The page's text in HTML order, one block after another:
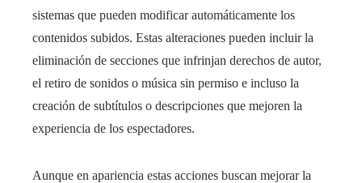
sistemas que pueden modificar automáticamente los
contenidos subidos. Estas alteraciones pueden incluir la
eliminación de secciones que infrinjan derechos de autor,
el retiro de sonidos o música sin permiso e incluso la
creación de subtítulos o descripciones que mejoren la
experiencia de los espectadores.
Aunque en apariencia estas acciones buscan mejorar la